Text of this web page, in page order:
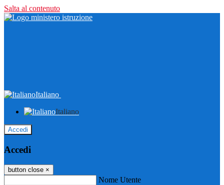
Salta al contenuto
Italiano
Italiano
Accedi
Accedi
button close ×
Nome Utente